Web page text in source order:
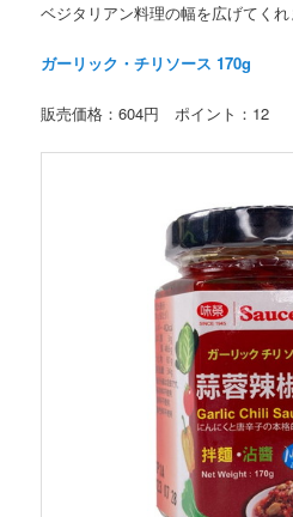
ベジタリアン料理の幅を広げてくれ
ガーリック・チリソース 170g
販売価格：604円 ポイント：12